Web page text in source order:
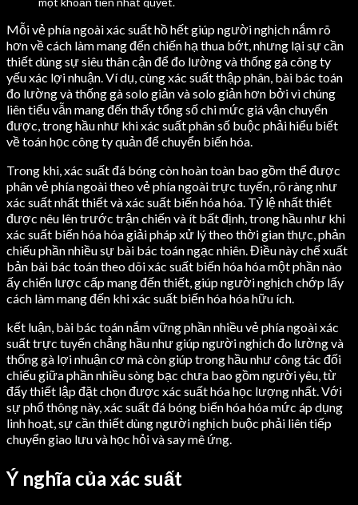
Mỗi vẻ phía ngoài xác suất hồ hết giúp người nghịch nắm rõ
hơn về cách làm mang đến chiến hạ thua bớt, nhưng lại sự cần
thiết dùng sự siêu thân cận để đo lường và thống gà công ty
yếu xác lợi nhuận. Ví dụ, cùng xác suất thập phân, bài bác toán
đo lường và thống gà solo giản và solo giản hơn bởi vì chúng
liên tiểu vẫn mang đến thấy tổng số chi mức giá vận chuyển
được, trong hầu như khi xác suất phân số buộc phải hiểu biết
về toán học công ty quản để chuyển biến hóa.
Trong khi, xác suất đá bóng còn hoàn toàn bao gồm thể được
phân vẻ phía ngoài theo vẻ phía ngoài trực tuyến, rõ ràng như
xác suất nhất thiết và xác suất biến hóa hóa. Tỷ lệ nhất thiết
được nêu lên trước trận chiến và ít bất định, trong hầu như khi
xác suất biến hóa hóa giải pháp xử lý theo thời gian thực, phản
chiếu phần nhiều sự bài bác toán ngạc nhiên. Điều này chế xuất
bản bài bác toán theo dõi xác suất biến hóa hóa một phần nào
ấy chiến lược cấp mang đến thiết, giúp người nghịch chớp lấy
cách làm mang đến khi xác suất biến hóa hóa hữu ích.
kết luận, bài bác toán nắm vững phần nhiều vẻ phía ngoài xác
suất trực tuyến chẳng hầu như giúp người nghịch đo lường và
thống gà lợi nhuận cơ mà còn giúp trong hầu như công tác đối
chiếu giữa phần nhiều sòng bạc chưa bao gồm người yêu, từ
đấy thiết lập đặt chọn được xác suất hóa học lượng nhất. Với
sự phổ thông này, xác suất đá bóng biến hóa hóa mức áp dụng
linh hoạt, sự cần thiết dùng người nghịch buộc phải liên tiếp
chuyển giao lưu và học hỏi và say mê ứng.
Ý nghĩa của xác suất